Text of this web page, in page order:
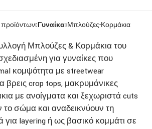
προϊόντων Γυναίκα Μπλούζες-Κορμάκια
Μπλούζες & Κορμάκια του
για γυναίκες που
κομψότητα με streetwear
βρεις crop tops, μακρυμάνικες
με ανοίγματα και ξεχωριστά cuts
το σώμα και αναδεικνύουν τη
για layering ή ως βασικό κομμάτι σε